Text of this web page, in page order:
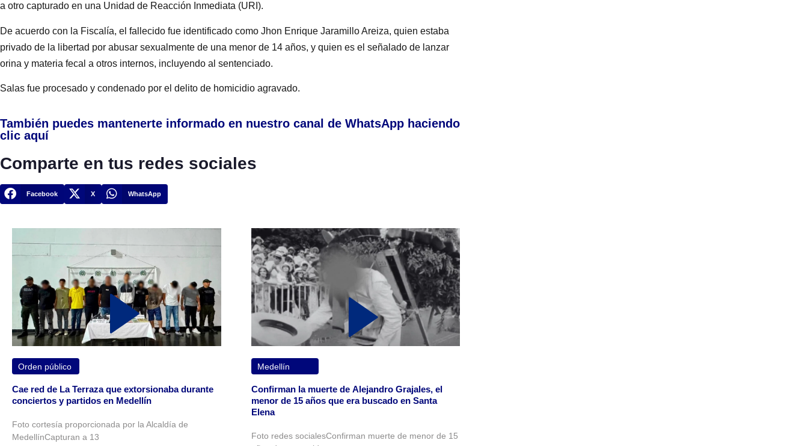
a otro capturado en una Unidad de Reacción Inmediata (URI).
De acuerdo con la Fiscalía, el fallecido fue identificado como Jhon Enrique Jaramillo Areiza, quien estaba
privado de la libertad por abusar sexualmente de una menor de 14 años, y quien es el señalado de lanzar
orina y materia fecal a otros internos, incluyendo al sentenciado.
Salas fue procesado y condenado por el delito de homicidio agravado.
También puedes mantenerte informado en nuestro canal de WhatsApp haciendo
clic aquí
Comparte en tus redes sociales
Facebook X WhatsApp
Orden público
Cae red de La Terraza que extorsionaba durante
conciertos y partidos en Medellín
Foto cortesía proporcionada por la Alcaldía de
MedellínCapturan a 13
Medellín
Confirman la muerte de Alejandro Grajales, el
menor de 15 años que era buscado en Santa
Elena
Foto redes socialesConfirman muerte de menor de 15